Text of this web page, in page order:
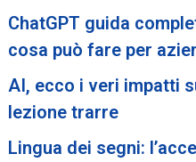
ChatGPT guida
cosa può fare per
AI, ecco i veri impatti
lezione trarre
Lingua dei segni: